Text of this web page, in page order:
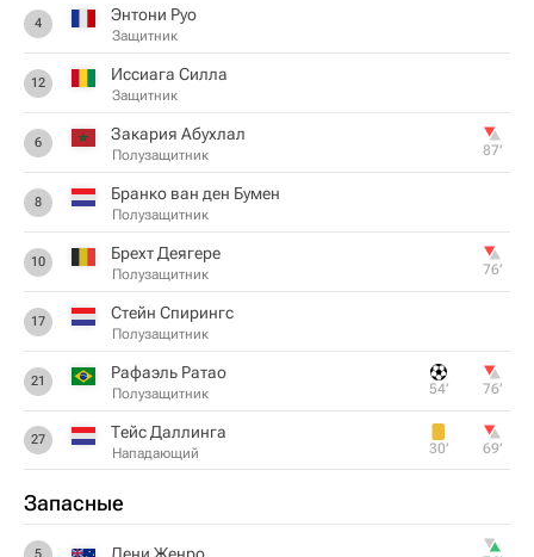
4 Энтони Руо
Защитник
12 Иссиага Силла
Защитник
6 Закария Абухлал
Полузащитник 87‎’‎
8 Бранко ван ден Бумен
Полузащитник
10 Брехт Деягере
Полузащитник 76‎’‎
17 Стейн Спирингс
Полузащитник
21 Рафаэль Ратао
Полузащитник 54‎’‎ 76‎’‎
27 Тейс Даллинга
Нападающий 30‎’‎ 69‎’‎
Запасные
5